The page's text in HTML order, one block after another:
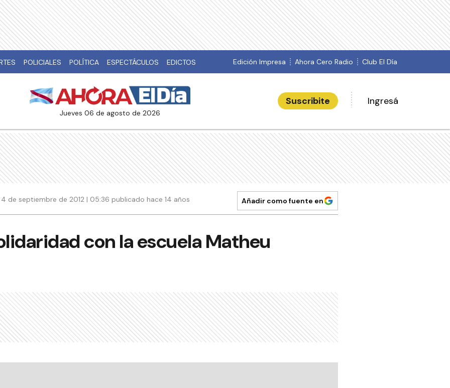
POLICIALES POLÍTICA ESPECTÁCULOS EDICTOS Edición Impresa Ahora Cero Radio Club El Día
jueves 06 de agosto de 2026
Suscribite Ingresá
4 de septiembre de 2012 | 05:36 publicado hace 14 años Añadir como fuente en
con la escuela Matheu